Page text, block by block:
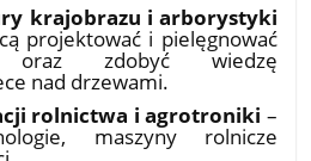
krajobrazu i arborystyki
projektować i pielęgnować
zdobyć wiedzę
nad drzewami.
rolnictwa i agrotroniki –
maszyny rolnicze